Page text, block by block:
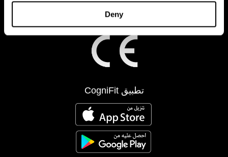
Deny
تطبيق CogniFit